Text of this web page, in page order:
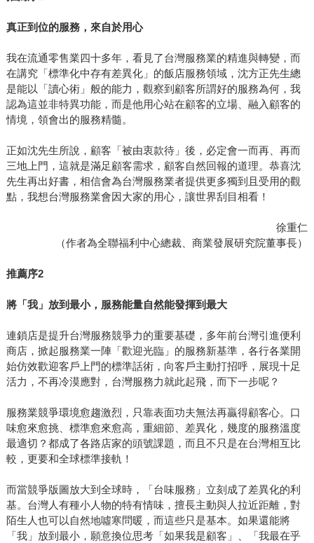
真正到位的服務，來自於用心
我在流通零售業四十多年，看見了台灣服務業的精進與轉變，而
在講究「標準化中存有差異化」的飯店服務領域，沈方正先生總
是能以「讀心術」般的能力，觀察到顧客所謂好的服務為何，我
認為這並非特異功能，而是他用心站在顧客的立場、融入顧客的
情境，領會出的服務精髓。
正如沈先生所說，顧客「被由衷款待」後，必定會一而再、再而
三地上門，這就是滿足顧客需求，顧客自然回報的道理。恭喜沈
先生再出好書，相信會為台灣服務業者提供更多獨到且受用的觀
點，我想台灣服務業會因大家的用心，讓世界刮目相看！
徐重仁
（作者為全聯福利中心總裁、商業發展研究院董事長）
推薦序2
將「我」放到最小，服務能量自然能發揮到最大
連鎖店是提升台灣服務競爭力的重要基礎，多年前台灣引進便利
商店，掀起服務業一陣「歡迎光臨」的服務新基準，各行各業開
始仿效歡迎客戶上門的標準話術，向客戶主動打招呼，展現十足
活力，不再冷漠應對，台灣服務力就此起飛，而下一步呢？
服務業競爭環境愈趨激烈，只靠表面功夫無法再贏得顧客心。口
味愈來愈挑、標準愈來愈高，重細節、差異化，幾度的服務溫度
最適切？都成了各路店家的頭號課題，而且不只是在台灣相互比
較，更要和全球標準接軌！
而當競爭版圖放大到全球時，「台味服務」立刻成了差異化的利
基。台灣人有種小人物的特有情味，擅長主動與人拉近距離，對
陌生人也可以自然地噓寒問暖，而這些只是基本。如果還能將
「我」放到最小，願意換位思考「如果我是顧客」、「我最在乎